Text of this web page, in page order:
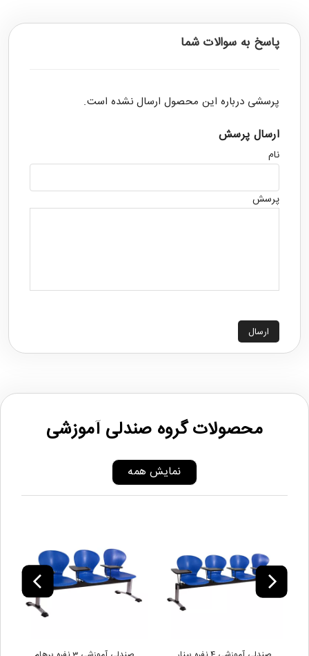
پاسخ به سوالات شما
پرسشی درباره این محصول ارسال نشده است.
ارسال پرسش
نام
پرسش
ارسال
محصولات گروه صندلی آموزشی
نمایش همه